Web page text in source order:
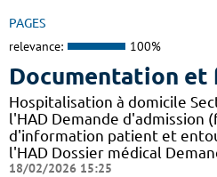
PAGES
relevance: 100%
Documentation et
Hospitalisation à domicile
l'HAD Demande d'admission
d'information patient et
l'HAD Dossier médical
18/02/2026 15:25